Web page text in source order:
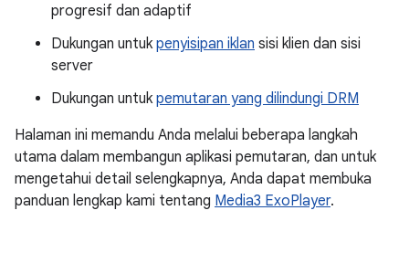
progresif dan adaptif
Dukungan untuk penyisipan iklan sisi klien dan sisi
server
Dukungan untuk pemutaran yang dilindungi DRM
Halaman ini memandu Anda melalui beberapa langkah
utama dalam membangun aplikasi pemutaran, dan untuk
mengetahui detail selengkapnya, Anda dapat membuka
panduan lengkap kami tentang Media3 ExoPlayer.